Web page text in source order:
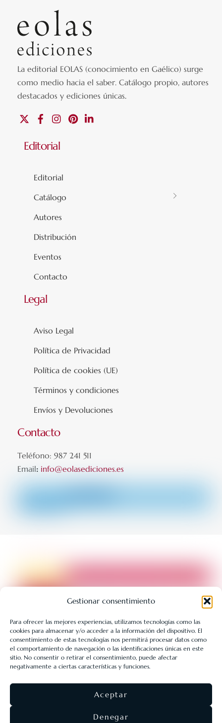
Gestionar consentimiento
Para ofrecer las mejores experiencias, utilizamos tecnologías como las
cookies para almacenar y/o acceder a la información del dispositivo. El
consentimiento de estas tecnologías nos permitirá procesar datos como
el comportamiento de navegación o las identificaciones únicas en este
sitio. No consentir o retirar el consentimiento, puede afectar
negativamente a ciertas características y funciones.
Aceptar
Denegar
La editorial EOLAS (conocimiento en Gaélico) surge
como medio hacia el saber.Catálogo propio, autores
destacados y ediciones únicas.
FacebookInstagramPinterest
Editorial
Editorial
Catálogo
Autores
Distribución
Eventos
Contacto
Legal
Aviso Legal
Política de Privacidad
Política de cookies (UE)
Términos y condiciones
Envíos y Devoluciones
Contacto
Teléfono: 987 241 511
Email: info@eolasediciones.es
LIBRERÍA UNIVERSITARIA LEÓN 1980 SLL ha sido beneficiaria
de Fondos Europeos, cuyo objetivo es la mejora de la
competitividad de las PYMES, y gracias al cual ha puesto en
marcha un Plan de Acción con el objetivo de reforzar la
digitalización y la competitividad de las pymes durante el año
2025. Para ello ha contado con el apoyo del Programa Pyme
Digital de la Cámara de Comercio de León.